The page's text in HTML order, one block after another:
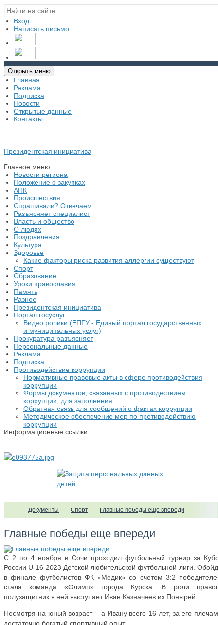
Вход
Написать письмо
Открыть меню
Главная
Реклама
Подписка
Новости
Открытые данные
Контакты
Президентская инициатива
Главное меню
Новости региона
Положение о закупках
АПК
Происшествия
Спрашивали? Отвечаем
Разъясняет специалист
Власть и общество
О людях
Поздравления
Культура
Здоровье
Какие факторы риска развития аллергии существуют
Спорт
Образование
Уроки православия
Память
Разное
Президентская инициатива
Портал госуслуг
Видео ролики (ЕПГУ - Единый портал государственных
и муниципальных услуг)
Прокуратура разъясняет
Персональные данные
Реклама
Подписка
Противодействие коррупции
Нормативные правовые акты в сфере противодействия
коррупции
Формы документов, связанных с противодествием
коррупции, для заполнения
Обратная связь для сообщений о фактах коррупции
Методическое обеспечение мер по противодействию
коррупции
Информационные ссылки
Документы Спорт Главные победы еще впереди
Главные победы еще впереди
С 2 по 4 ноября в Сочи проходил футбольный турнир за
России U-16 2023 Детской любительской футбольной лиги.
в финале футболистов ФК «Медик» со счетом 3:2
стала команда «Олимп» города Курска. В роли
полузащитник в ней выступает Иван Казначеев из Понырей.
Несмотря на юный возраст – а Ивану всего 16 лет, за его
достаточно богатый спортивный опыт.